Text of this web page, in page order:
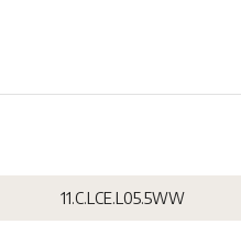
11.C.LCE.L05.5WW